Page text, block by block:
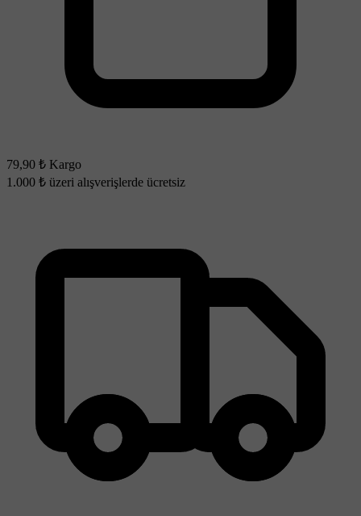
79,90 ₺ Kargo
1.000 ₺ üzeri alışverişlerde ücretsiz